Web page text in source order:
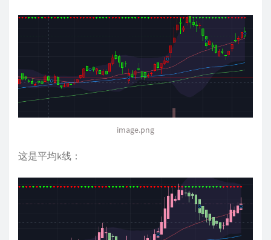
image.png
这是平均k线：